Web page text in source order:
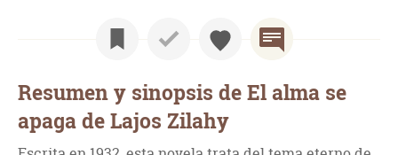
Resumen y sinopsis de El alma se
apaga de Lajos Zilahy